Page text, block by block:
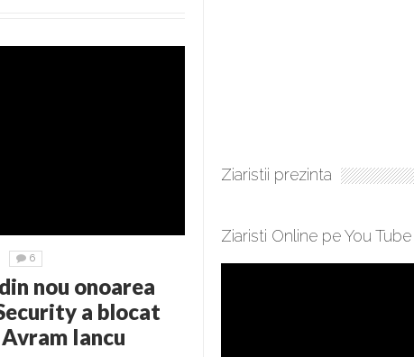
6
nou onoarea
a blocat
Iancu
Ziaristii prezinta
Ziaristi Online pe You Tube